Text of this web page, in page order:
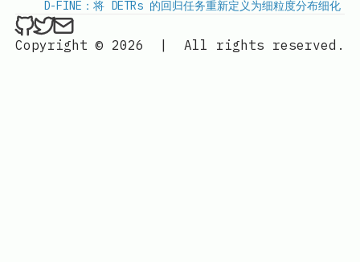
D-FINE：将 DETRs 的回归任务重新定义为细粒度分布细化
ethan4768 on Github
ethan4768 on Twitter
Send an email to
Copyright © 2026
All rights reserved.